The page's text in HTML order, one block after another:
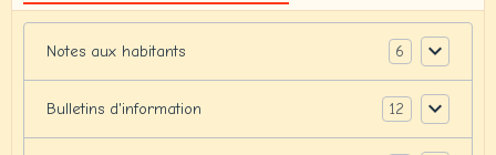
Notes aux habitants 6
Bulletins d'information 12